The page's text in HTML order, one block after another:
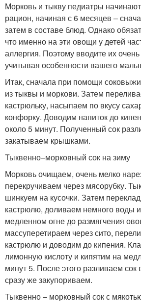
Морковь и тыкву педиатры
рацион, начиная с 6 месяцев –
затем в составе блюд. Однако
что именно на эти овощи у детей
аллергия. Поэтому вводите их
учитывая особенности вашего
Итак, сначала при помощи
из тыквы и моркови. Затем
кастрюльку, насыпаем по вкусу
конфорку. Доводим напиток до
около 5 минут. Полученный сок
закатываем крышками.
Тыквенно–морковный сок на зиму
Морковь очищаем, очень мелко
перекручиваем через мясорубку.
шинкуем на кусочки. Затем
кастрюлю, доливаем немного воды
медленном огне до размягчения
массуперетираем через сито,
кастрюлю и доводим до кипения.
лимонную кислоту и кипятим на
минут 5. После этого разливаем сок
сразу же закупориваем.
Тыквенно – морковный сок с